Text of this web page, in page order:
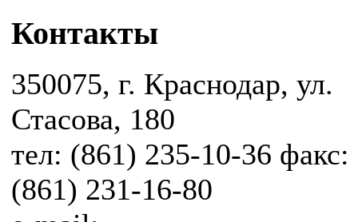
Контакты
350075, г. Краснодар, ул.
Стасова, 180
тел: (861) 235-10-36 факс:
(861) 231-16-80